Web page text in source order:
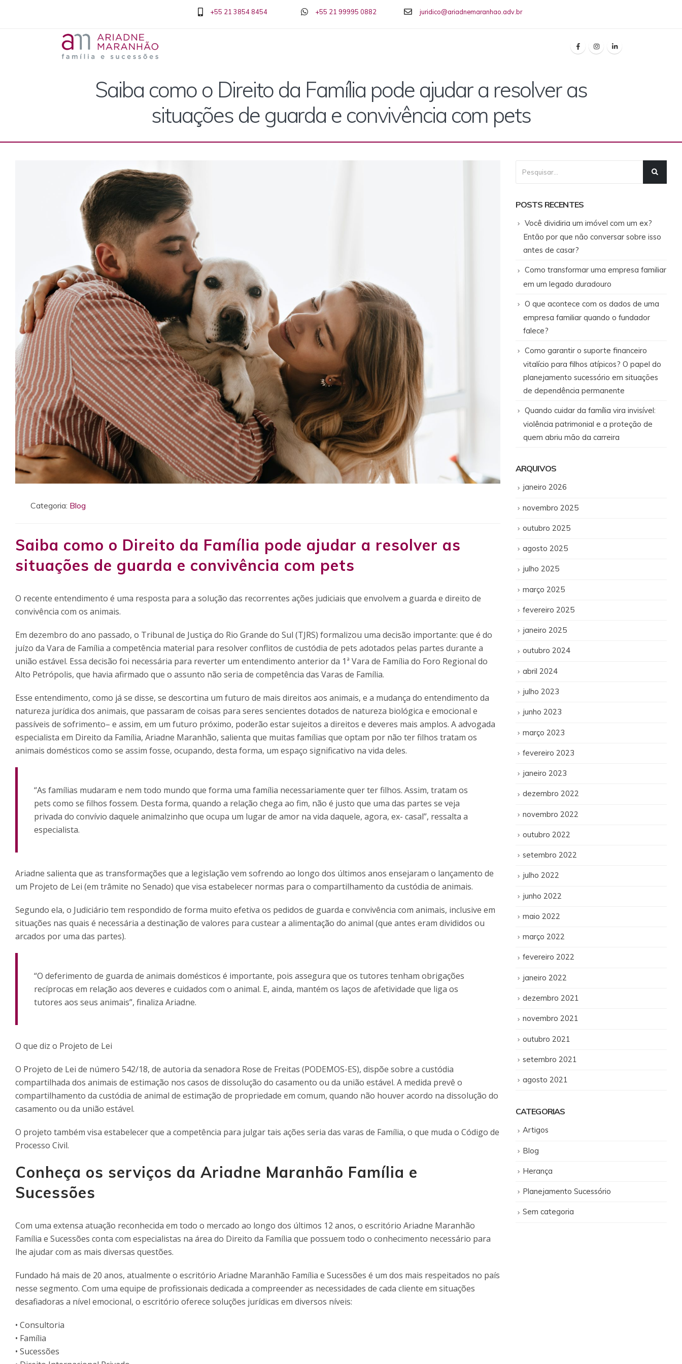
+55 21 3854 8454 +55 21 99995 0882 juridico@ariadnemaranhao.adv.br
Saiba como o Direito da Família pode ajudar a resolver as
situações de guarda e convivência com pets
Categoria: Blog
Saiba como o Direito da Família pode ajudar a resolver as
situações de guarda e convivência com pets
O recente entendimento é uma resposta para a solução das recorrentes ações judiciais que envolvem a guarda e direito de
convivência com os animais.
Em dezembro do ano passado, o Tribunal de Justiça do Rio Grande do Sul (TJRS) formalizou uma decisão importante: que é do
juízo da Vara de Família a competência material para resolver conflitos de custódia de pets adotados pelas partes durante a
união estável. Essa decisão foi necessária para reverter um entendimento anterior da 1ª Vara de Família do Foro Regional do
Alto Petrópolis, que havia afirmado que o assunto não seria de competência das Varas de Família.
Esse entendimento, como já se disse, se descortina um futuro de mais direitos aos animais, e a mudança do entendimento da
natureza jurídica dos animais, que passaram de coisas para seres sencientes dotados de natureza biológica e emocional e
passíveis de sofrimento– e assim, em um futuro próximo, poderão estar sujeitos a direitos e deveres mais amplos. A advogada
especialista em Direito da Família, Ariadne Maranhão, salienta que muitas famílias que optam por não ter filhos tratam os
animais domésticos como se assim fosse, ocupando, desta forma, um espaço significativo na vida deles.
“As famílias mudaram e nem todo mundo que forma uma família necessariamente quer ter filhos. Assim, tratam os
pets como se filhos fossem. Desta forma, quando a relação chega ao fim, não é justo que uma das partes se veja
privada do convívio daquele animalzinho que ocupa um lugar de amor na vida daquele, agora, ex- casal”, ressalta a
especialista.
Ariadne salienta que as transformações que a legislação vem sofrendo ao longo dos últimos anos ensejaram o lançamento de
um Projeto de Lei (em trâmite no Senado) que visa estabelecer normas para o compartilhamento da custódia de animais.
Segundo ela, o Judiciário tem respondido de forma muito efetiva os pedidos de guarda e convivência com animais, inclusive em
situações nas quais é necessária a destinação de valores para custear a alimentação do animal (que antes eram divididos ou
arcados por uma das partes).
“O deferimento de guarda de animais domésticos é importante, pois assegura que os tutores tenham obrigações
recíprocas em relação aos deveres e cuidados com o animal. E, ainda, mantém os laços de afetividade que liga os
tutores aos seus animais”, finaliza Ariadne.
O que diz o Projeto de Lei
O Projeto de Lei de número 542/18, de autoria da senadora Rose de Freitas (PODEMOS-ES), dispõe sobre a custódia
compartilhada dos animais de estimação nos casos de dissolução do casamento ou da união estável. A medida prevê o
compartilhamento da custódia de animal de estimação de propriedade em comum, quando não houver acordo na dissolução do
casamento ou da união estável.
O projeto também visa estabelecer que a competência para julgar tais ações seria das varas de Família, o que muda o Código de
Processo Civil.
Conheça os serviços da Ariadne Maranhão Família e
Sucessões
Com uma extensa atuação reconhecida em todo o mercado ao longo dos últimos 12 anos, o escritório Ariadne Maranhão
Família e Sucessões conta com especialistas na área do Direito da Família que possuem todo o conhecimento necessário para
lhe ajudar com as mais diversas questões.
Fundado há mais de 20 anos, atualmente o escritório Ariadne Maranhão Família e Sucessões é um dos mais respeitados no país
nesse segmento. Com uma equipe de profissionais dedicada a compreender as necessidades de cada cliente em situações
desafiadoras a nível emocional, o escritório oferece soluções jurídicas em diversos níveis:
• Consultoria
• Família
• Sucessões
POSTS RECENTES
Você dividiria um imóvel com um ex?
Então por que não conversar sobre isso
antes de casar?
Como transformar uma empresa familiar
em um legado duradouro
O que acontece com os dados de uma
empresa familiar quando o fundador
falece?
Como garantir o suporte financeiro
vitalício para filhos atípicos? O papel do
planejamento sucessório em situações
de dependência permanente
Quando cuidar da família vira invisível:
violência patrimonial e a proteção de
quem abriu mão da carreira
ARQUIVOS
janeiro 2026
novembro 2025
outubro 2025
agosto 2025
julho 2025
março 2025
fevereiro 2025
janeiro 2025
outubro 2024
abril 2024
julho 2023
junho 2023
março 2023
fevereiro 2023
janeiro 2023
dezembro 2022
novembro 2022
outubro 2022
setembro 2022
julho 2022
junho 2022
maio 2022
março 2022
fevereiro 2022
janeiro 2022
dezembro 2021
novembro 2021
outubro 2021
setembro 2021
agosto 2021
CATEGORIAS
Artigos
Blog
Herança
Planejamento Sucessório
Sem categoria